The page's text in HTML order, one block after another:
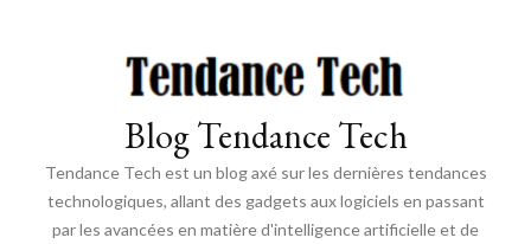
Blog Tendance Tech
Tendance Tech est un blog axé sur les dernières tendances
technologiques, allant des gadgets aux logiciels en passant
par les avancées en matière d'intelligence artificielle et de